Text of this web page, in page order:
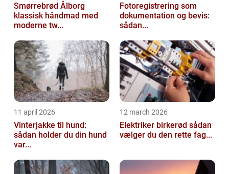
Smørrebrød Ålborg
klassisk håndmad med
moderne tw...
Fotoregistrering som
dokumentation og bevis:
sådan...
11 april 2026
Vinterjakke til hund:
sådan holder du din hund
var...
12 march 2026
Elektriker birkerød sådan
vælger du den rette fag...